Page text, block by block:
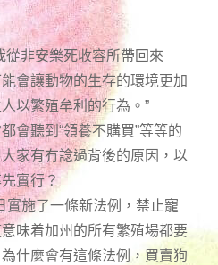
從非安樂死收容所帶回來
會讓動物的生存的環境更加
以繁殖牟利的行為。”
會聽到“領養不購買”等等的
家有冇諗過背後的原因，以
實行？
實施了一條新法例，禁止寵
味着加州的所有繁殖場都要
什麼會有這條法例，買賣狗